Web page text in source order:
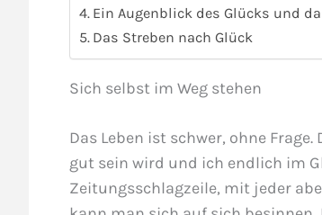
Ein Augenblick des Glücks und
Das Streben nach Glück
Sich selbst im Weg stehen
Das Leben ist schwer, ohne
gut sein wird und ich endlich im
Zeitungsschlagzeile, mit jeder